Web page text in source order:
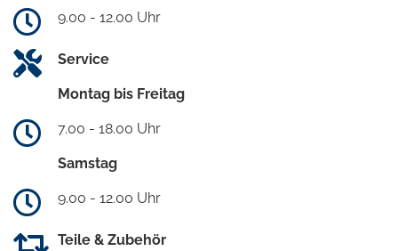
9.00 - 12.00 Uhr
Service
Montag bis Freitag
7.00 - 18.00 Uhr
Samstag
9.00 - 12.00 Uhr
Teile & Zubehör